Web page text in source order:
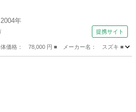
年
提携サイト
価格： 78,000 円 ■ メーカー名： スズキ ■